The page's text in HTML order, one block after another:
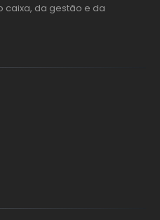
da gestão e da